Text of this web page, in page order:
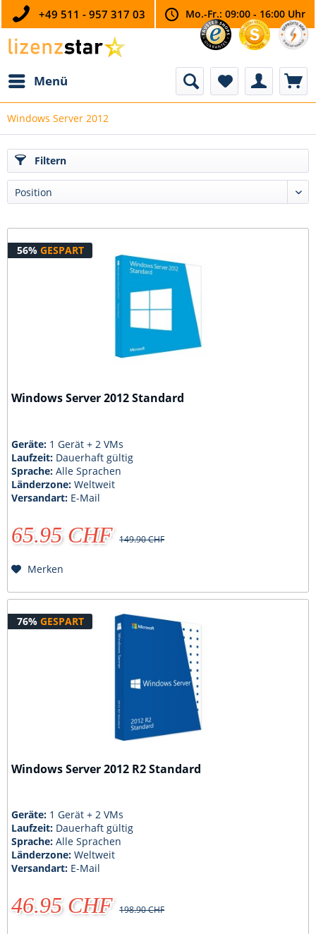
+49 511 - 957 317 03 Mo.-Fr.: 09:00 - 16:00 Uhr
Menü
Windows Server 2012
Filtern
56% GESPART
Windows Server 2012 Standard
Geräte: 1 Gerät + 2 VMs
Laufzeit: Dauerhaft gültig
Sprache:Alle Sprachen
Länderzone:Weltweit
Versandart: E-Mail
65.95 CHF 149.90 CHF
Merken
76% GESPART
Windows Server 2012 R2 Standard
Geräte: 1 Gerät + 2 VMs
Laufzeit: Dauerhaft gültig
Sprache:Alle Sprachen
Länderzone:Weltweit
Versandart: E-Mail
46.95 CHF 198.90 CHF